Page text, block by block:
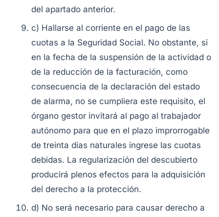
del apartado anterior.
c) Hallarse al corriente en el pago de las
cuotas a la Seguridad Social. No obstante, si
en la fecha de la suspensión de la actividad o
de la reducción de la facturación, como
consecuencia de la declaración del estado
de alarma, no se cumpliera este requisito, el
órgano gestor invitará al pago al trabajador
autónomo para que en el plazo improrrogable
de treinta días naturales ingrese las cuotas
debidas. La regularización del descubierto
producirá plenos efectos para la adquisición
del derecho a la protección.
d) No será necesario para causar derecho a